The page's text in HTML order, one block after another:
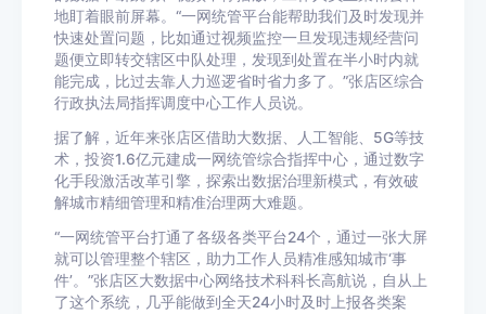
地盯着眼前屏幕。“一网统管平台能帮助我们及时发现并
快速处置问题，比如通过视频监控一旦发现违规经营问
题便立即转交辖区中队处理，发现到处置在半小时内就
能完成，比过去靠人力巡逻省时省力多了。”张店区综合
行政执法局指挥调度中心工作人员说。
据了解，近年来张店区借助大数据、人工智能、5G等技
术，投资1.6亿元建成一网统管综合指挥中心，通过数字
化手段激活改革引擎，探索出数据治理新模式，有效破
解城市精细管理和精准治理两大难题。
“一网统管平台打通了各级各类平台24个，通过一张大屏
就可以管理整个辖区，助力工作人员精准感知城市‘事
件’。”张店区大数据中心网络技术科科长高航说，自从上
了这个系统，几乎能做到全天24小时及时上报各类案